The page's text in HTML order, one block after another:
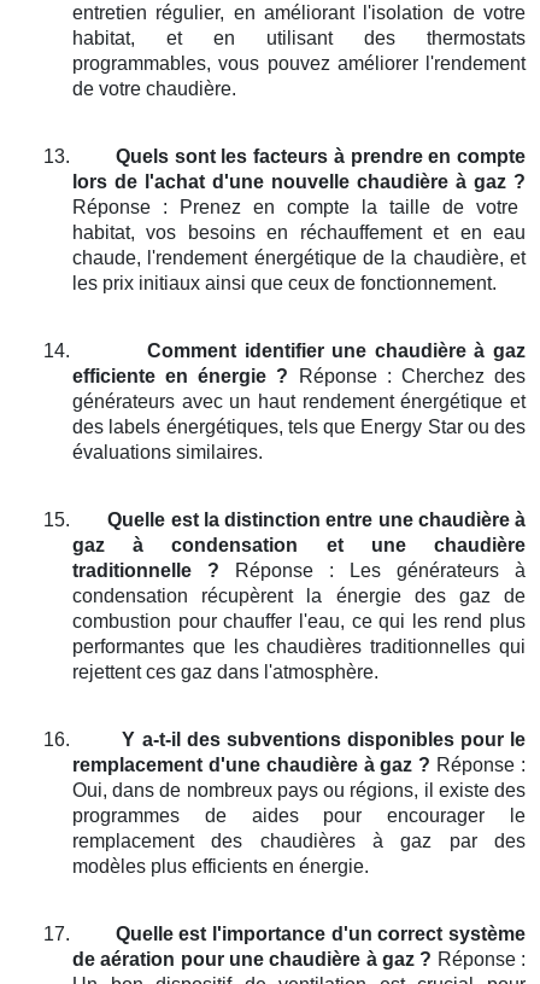
entretien régulier, en améliorant l'isolation de votre
habitat, et en utilisant des thermostats
programmables, vous pouvez améliorer l'rendement
de votre chaudière.
13.
Quels sont les facteurs à prendre en compte
lors de l'achat d'une nouvelle chaudière à gaz ?
Réponse : Prenez en compte la taille de votre
habitat, vos besoins en réchauffement et en eau
chaude, l'rendement énergétique de la chaudière, et
les prix initiaux ainsi que ceux de fonctionnement.
14.
Comment identifier une chaudière à gaz
efficiente en énergie ? Réponse : Cherchez des
générateurs avec un haut rendement énergétique et
des labels énergétiques, tels que Energy Star ou des
évaluations similaires.
15.
Quelle est la distinction entre une chaudière à
gaz à condensation et une chaudière
traditionnelle ? Réponse : Les générateurs à
condensation récupèrent la énergie des gaz de
combustion pour chauffer l'eau, ce qui les rend plus
performantes que les chaudières traditionnelles qui
rejettent ces gaz dans l'atmosphère.
16.
Y a-t-il des subventions disponibles pour le
remplacement d'une chaudière à gaz ? Réponse :
Oui, dans de nombreux pays ou régions, il existe des
programmes de aides pour encourager le
remplacement des chaudières à gaz par des
modèles plus efficients en énergie.
17.
Quelle est l'importance d'un correct système
de aération pour une chaudière à gaz ? Réponse :